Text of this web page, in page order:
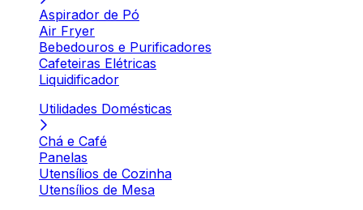
Aspirador de Pó
Air Fryer
Bebedouros e Purificadores
Cafeteiras Elétricas
Liquidificador
Utilidades Domésticas
Chá e Café
Panelas
Utensílios de Cozinha
Utensílios de Mesa